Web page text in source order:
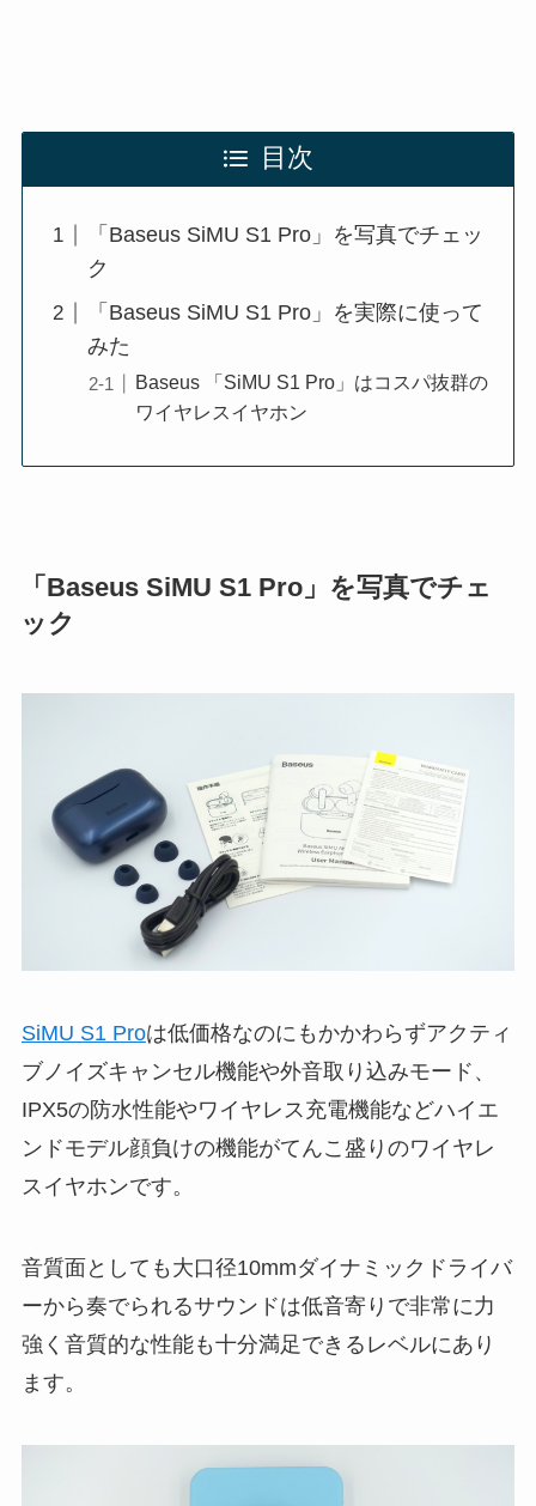
目次
「Baseus SiMU S1 Pro」を写真でチェッ
ク
「Baseus SiMU S1 Pro」を実際に使って
みた
Baseus 「SiMU S1 Pro」はコスパ抜群の
ワイヤレスイヤホン
「Baseus SiMU S1 Pro」を写真でチェ
ック
SiMU S1 Proは低価格なのにもかかわらずアクティ
ブノイズキャンセル機能や外音取り込みモード、
IPX5の防水性能やワイヤレス充電機能などハイエ
ンドモデル顔負けの機能がてんこ盛りのワイヤレ
スイヤホンです。
音質面としても大口径10mmダイナミックドライバ
ーから奏でられるサウンドは低音寄りで非常に力
強く音質的な性能も十分満足できるレベルにあり
ます。